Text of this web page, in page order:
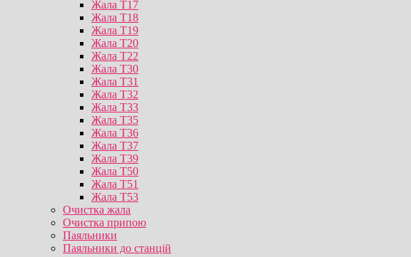
Жала T17
Жала T18
Жала T19
Жала T20
Жала T22
Жала T30
Жала T31
Жала T32
Жала T33
Жала T35
Жала T36
Жала T37
Жала T39
Жала T50
Жала T51
Жала T53
Очистка жала
Очистка припою
Паяльники
Паяльники до станцій